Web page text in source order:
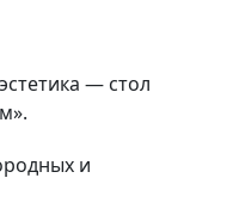
— стол
и